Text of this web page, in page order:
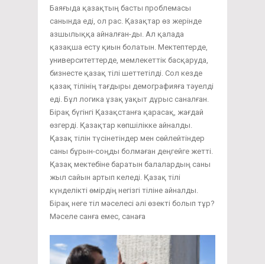
Баяғыда қазақтың басты проблемасы
санында еді, ол рас. Қазақтар өз жерінде
азшылыққа айналған-ды. Ал қалада
қазақша есту қиын болатын. Мектептерде,
университеттерде, мемлекеттік басқаруда,
бизнесте қазақ тілі шеттетілді. Сол кезде
қазақ тілінің тағдыры демографияға тәуелді
еді. Бұл логика ұзақ уақыт дұрыс саналған.
Бірақ бүгінгі Қазақстанға қарасақ, жағдай
өзгерді. Қазақтар көпшілікке айналды.
Қазақ тілін түсінетіндер мен сөйлейтіндер
саны бұрын-соңды болмаған деңгейге жетті.
Қазақ мектебіне баратын балалардың саны
жыл сайын артып келеді. Қазақ тілі
күнделікті өмірдің негізгі тіліне айналды.
Бірақ неге тіл мәселесі әлі өзекті болып тұр?
Мәселе санға емес, санаға